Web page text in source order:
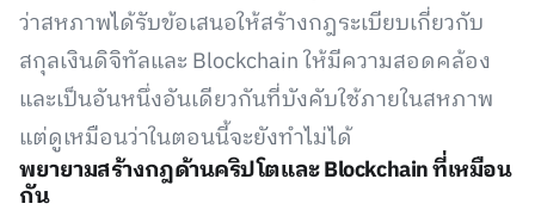
ว่าสหภาพได้รับข้อเสนอให้สร้างกฎระเบียบเกี่ยวกับ
สกุลเงินดิจิทัลและ Blockchain ให้มีความสอดคล้อง
และเป็นอันหนึ่งอันเดียวกันที่บังคับใช้ภายในสหภาพ
แต่ดูเหมือนว่าในตอนนี้จะยังทำไม่ได้
พยายามสร้างกฎด้านคริปโตและ Blockchain ที่เหมือน
กัน